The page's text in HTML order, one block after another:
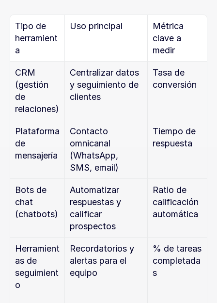
Tipo de
herramient
a
Uso principal
Métrica
clave a
medir
CRM
(gestión
de
relaciones)
Centralizar datos
y seguimiento de
clientes
Tasa de
conversión
Plataforma
de
mensajería
Contacto
omnicanal
(WhatsApp,
SMS, email)
Tiempo de
respuesta
Bots de
chat
(chatbots)
Automatizar
respuestas y
calificar
prospectos
Ratio de
calificación
automática
Herramient
as de
seguimient
o
Recordatorios y
alertas para el
equipo
% de tareas
completada
s